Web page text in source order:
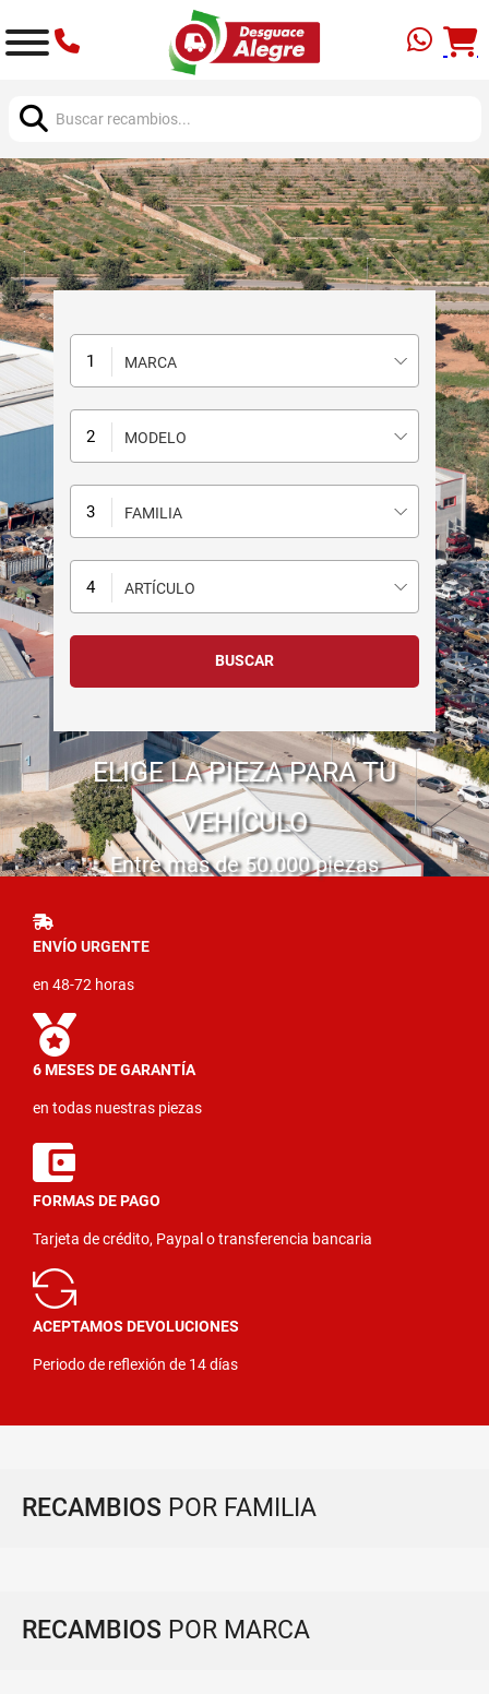
MARCA
MODELO
FAMILIA
ARTÍCULO
ELIGE LA PIEZA PARA TU
VEHÍCULO
Entre mas de 50.000 piezas
ENVÍO URGENTE
en 48-72 horas
6 MESES DE GARANTÍA
en todas nuestras piezas
FORMAS DE PAGO
Tarjeta de crédito, Paypal o transferencia bancaria
ACEPTAMOS DEVOLUCIONES
Periodo de reflexión de 14 días
RECAMBIOS POR FAMILIA
RECAMBIOS POR MARCA